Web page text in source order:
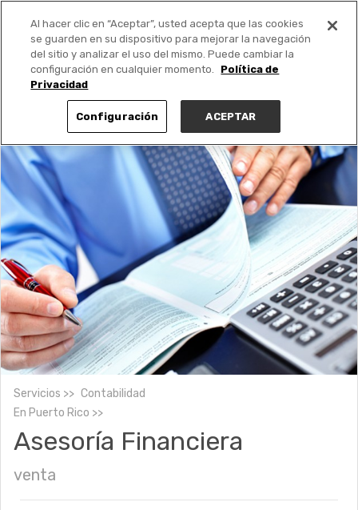
PUBLICA GRATIS +
Servicios
Contabilidad
En Puerto Rico
Asesoría Financiera
venta
Al hacer clic en “Aceptar”, usted acepta que las cookies
se guarden en su dispositivo para mejorar la navegación
del sitio y analizar el uso del mismo. Puede cambiar la
configuración en cualquier momento.
Política de
Privacidad
Configuración ACEPTAR